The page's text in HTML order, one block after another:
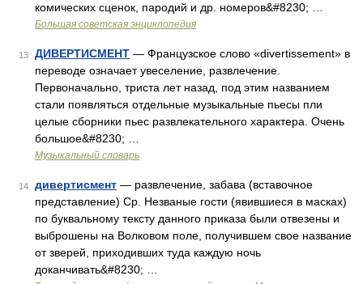
комических сценок, пародий и др. номеров&#8230; …
Большая советская энциклопедия
13 ДИВЕРТИСМЕНТ — Французское слово «divertissement» в
переводе означает увеселение, развлечение.
Первоначально, триста лет назад, под этим названием
стали появляться отдельные музыкальные пьесы пли
целые сборники пьес развлекательного характера. Очень
большое&#8230; …
Музыкальный словарь
14 дивертисмент — развлечение, забава (вставочное
представление) Ср. Незваные гости (явившиеся в масках)
по буквальному тексту данного приказа были отвезены и
выброшены на Волковом поле, получившем свое название
от зверей, приходивших туда каждую ночь
доканчивать&#8230; …